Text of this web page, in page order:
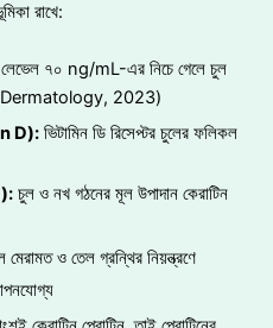
রাখে:
লেভেল ৭০ ng/mL-এর নিচে গেলে চুল
Dermatology, 2023)
D):ভিটামিন ডি রিসেপ্টর চুলের ফলিকল
চুল ও নখ গঠনের মূল উপাদান কেরাটিন
ও তেল গ্রন্থির নিয়ন্ত্রণে